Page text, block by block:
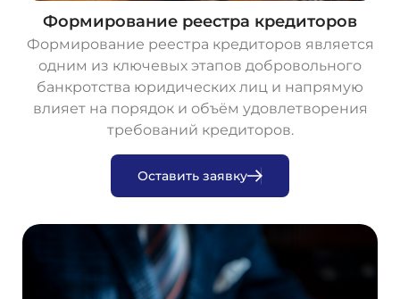
Формирование реестра кредиторов
Формирование реестра кредиторов является
одним из ключевых этапов добровольного
банкротства юридических лиц и напрямую
влияет на порядок и объём удовлетворения
требований кредиторов.
Оставить заявку